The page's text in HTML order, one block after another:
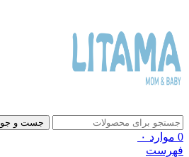
جست و جو
0 موارد ۰
فهرست